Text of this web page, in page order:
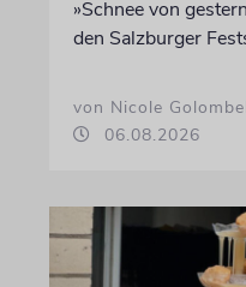
»Schnee von
den Salzburger
von Nicole
06.08.2026